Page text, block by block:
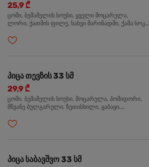
25,9 ₾
ცომი, ბეშამელის სოუსი, ყველი მოცარელა,
ლორი, ქათმის ფილე, ხახვი მარინადში, ქამა სოკო
პიცა თევზის 33 სმ
29,9 ₾
ცომი, ბეშამელის სოუსი, მოცარელა, პომიდორი,
მწვანე ბულგარული, ზეთისხილი, ყაბაყი,
ორეგანო
პიცა საბავშვო 33 სმ